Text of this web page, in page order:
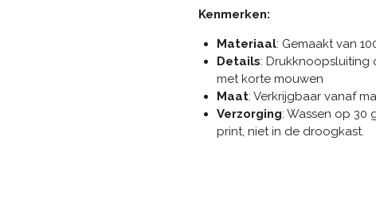
Kenmerken:
Materiaal: Gemaakt van
Details: Drukknoopsluiting
met korte mouwen
Maat: Verkrijgbaar vanaf
Verzorging: Wassen op
print, niet in de droogkast.